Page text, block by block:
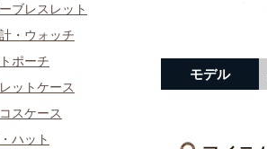
ブレスレット
・ウォッチ
ポーチ
ットケース
スケース
ハット
モデル